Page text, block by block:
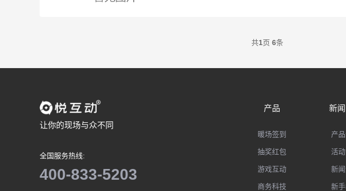
共1页 6条
让你的现场与众不同
全国服务热线:
400-833-5203
产品
暖场签到
抽奖红包
游戏互动
商务科技
新
产
活
新
新